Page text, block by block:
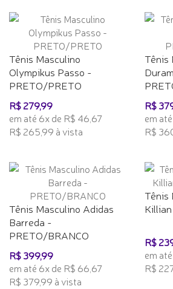
Tênis Masculino
Olympikus Passo -
PRETO/PRETO
R$ 279,99
em até 6x de R$ 46,67
R$ 265,99 à vista
Tênis
R$
em
R$
Tênis Masculino Adidas
Barreda -
PRETO/BRANCO
R$ 399,99
em até 6x de R$ 66,67
R$ 379,99 à vista
Tênis
R$
em
R$